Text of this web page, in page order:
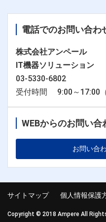
電話でのお問い合わ
株式会社アンペール
IT機器ソリューション
03-5330-6802
受付時間 9:00～17:00（
WEBからのお問い合
お問い合
サイトマップ 個人情報保護
Copyright © 2018 Ampere All